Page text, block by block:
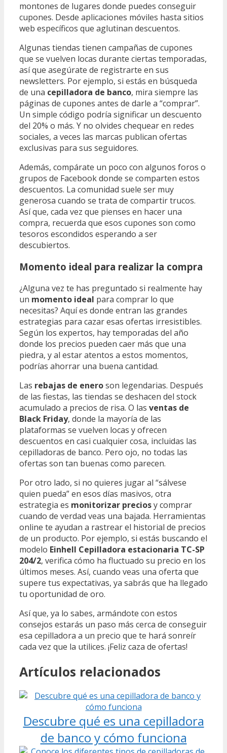
montones de lugares donde puedes conseguir
cupones. Desde aplicaciones móviles hasta sitios
web específicos que aglutinan descuentos.
Algunas tiendas tienen campañas de cupones
que se vuelven locas durante ciertas temporadas,
así que asegúrate de registrarte en sus
newsletters. Por ejemplo, si estás en búsqueda
de una cepilladora de banco, mira siempre las
páginas de cupones antes de darle a “comprar”.
Un simple código podría significar un descuento
del 20% o más. Y no olvides chequear en redes
sociales, a veces las marcas publican ofertas
exclusivas para sus seguidores.
Además, compárate un poco con algunos foros o
grupos de Facebook donde se comparten estos
descuentos. La comunidad suele ser muy
generosa cuando se trata de compartir trucos.
Así que, cada vez que pienses en hacer una
compra, recuerda que esos cupones son como
tesoros escondidos esperando a ser
descubiertos.
Momento ideal para realizar la compra
¿Alguna vez te has preguntado si realmente hay
un momento ideal para comprar lo que
necesitas? Aquí es donde entran las grandes
estrategias para cazar esas ofertas irresistibles.
Según los expertos, hay temporadas del año
donde los precios pueden caer más que una
piedra, y al estar atentos a estos momentos,
podrías ahorrar una buena cantidad.
Las rebajas de eneroson legendarias. Después
de las fiestas, las tiendas se deshacen del stock
acumulado a precios de risa. O las ventas de
Black Friday, donde la mayoría de las
plataformas se vuelven locas y ofrecen
descuentos en casi cualquier cosa, incluidas las
cepilladoras de banco. Pero ojo, no todas las
ofertas son tan buenas como parecen.
Por otro lado, si no quieres jugar al “sálvese
quien pueda” en esos días masivos, otra
estrategia es monitorizar preciosy comprar
cuando de verdad veas una bajada. Herramientas
online te ayudan a rastrear el historial de precios
de un producto. Por ejemplo, si estás buscando el
modelo Einhell Cepilladora estacionaria TC-SP
204/2, verifica cómo ha fluctuado su precio en los
últimos meses. Así, cuando veas una oferta que
supere tus expectativas, ya sabrás que ha llegado
tu oportunidad de oro.
Así que, ya lo sabes, armándote con estos
consejos estarás un paso más cerca de conseguir
esa cepilladora a un precio que te hará sonreír
cada vez que la utilices. ¡Feliz caza de ofertas!
Artículos relacionados
Descubre qué es una cepilladora
de banco y cómo funciona